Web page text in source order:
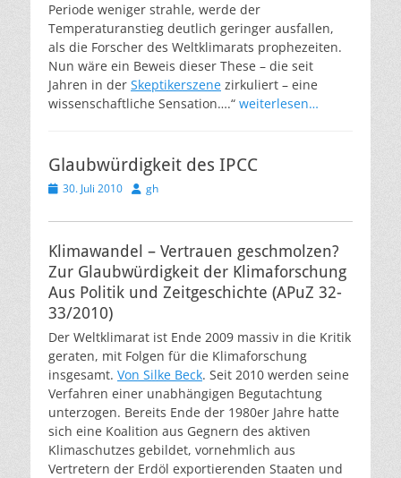
Periode weniger strahle, werde der
Temperaturanstieg deutlich geringer ausfallen,
als die Forscher des Weltklimarats prophezeiten.
Nun wäre ein Beweis dieser These – die seit
Jahren in der Skeptikerszene zirkuliert – eine
wissenschaftliche Sensation….“ weiterlesen…
Glaubwürdigkeit des IPCC
Veröffentlicht
30. Juli 2010 Autor
gh
Klimawandel – Vertrauen geschmolzen?
Zur Glaubwürdigkeit der Klimaforschung
Aus Politik und Zeitgeschichte (APuZ 32-
33/2010)
Der Weltklimarat ist Ende 2009 massiv in die Kritik
geraten, mit Folgen für die Klimaforschung
insgesamt. Von Silke Beck. Seit 2010 werden seine
Verfahren einer unabhängigen Begutachtung
unterzogen. Bereits Ende der 1980er Jahre hatte
sich eine Koalition aus Gegnern des aktiven
Klimaschutzes gebildet, vornehmlich aus
Vertretern der Erdöl exportierenden Staaten und